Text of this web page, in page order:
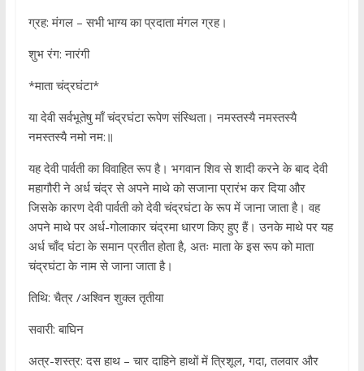
ग्रह: मंगल – सभी भाग्य का प्रदाता मंगल ग्रह।
शुभ रंग: नारंगी
*माता चंद्रघंटा*
या देवी सर्वभूतेषु माँ चंद्रघंटा रूपेण संस्थिता। नमस्तस्यै नमस्तस्यै
नमस्तस्यै नमो नम:॥
यह देवी पार्वती का विवाहित रूप है। भगवान शिव से शादी करने के बाद देवी
महागौरी ने अर्ध चंद्र से अपने माथे को सजाना प्रारंभ कर दिया और
जिसके कारण देवी पार्वती को देवी चंद्रघंटा के रूप में जाना जाता है। वह
अपने माथे पर अर्ध-गोलाकार चंद्रमा धारण किए हुए हैं। उनके माथे पर यह
अर्ध चाँद घंटा के समान प्रतीत होता है, अतः माता के इस रूप को माता
चंद्रघंटा के नाम से जाना जाता है।
तिथि: चैत्र /अश्विन शुक्ल तृतीया
सवारी: बाघिन
अत्र-शस्त्र: दस हाथ – चार दाहिने हाथों में त्रिशूल, गदा, तलवार और